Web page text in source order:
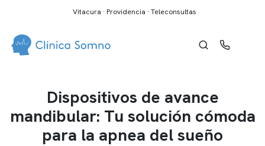
Vitacura · Providencia · Teleconsultas
Dispositivos de avance
mandibular: Tu solución cómoda
para la apnea del sueño